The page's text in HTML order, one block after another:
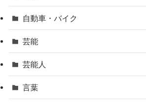
自動車・バイク
芸能
芸能人
言葉